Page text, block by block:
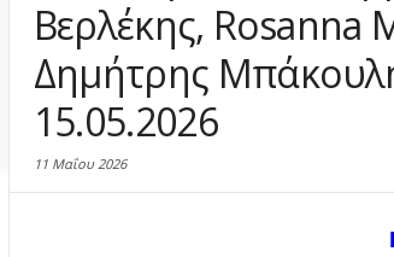
Βερλέκης, Rosanna
Δημήτρης
15.05.2026
11 Μαΐου 2026